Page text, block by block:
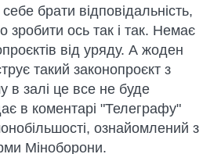
брати відповідальність,
ось так і так. Немає
від уряду. А жоден
такий законопроєкт з
в залі це все не буде
в коментарі "Телеграфу"
ознайомлений з
Міноборони.